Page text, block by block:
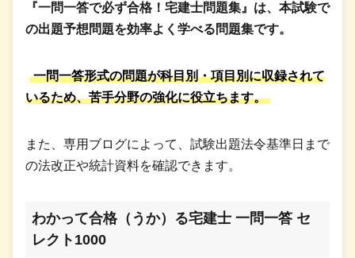
『一問一答で必ず合格！宅建士問題集』は、本試験で
の出題予想問題を効率よく学べる問題集です。
一問一答形式の問題が科目別・項目別に収録されて
いるため、苦手分野の強化に役立ちます。
また、専用ブログによって、試験出題法令基準日まで
の法改正や統計資料を確認できます。
わかって合格（うか）る宅建士 一問一答 セ
レクト1000